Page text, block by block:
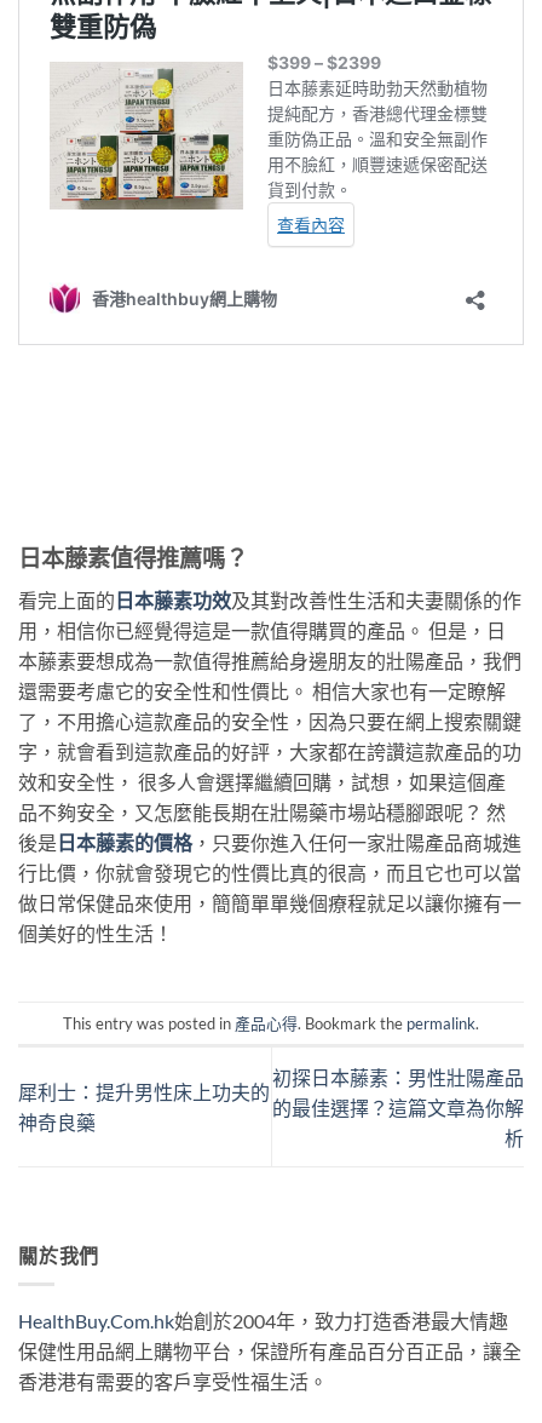
日本藤素值得推薦嗎？
看完上面的 日本藤素功效及其對改善性生活和夫妻關係的作
用，相信你已經覺得這是一款值得購買的產品。 但是，日
本藤素要想成為一款值得推薦給身邊朋友的壯陽產品，我們
還需要考慮它的安全性和性價比。 相信大家也有一定瞭解
了，不用擔心這款產品的安全性，因為只要在網上搜索關鍵
字，就會看到這款產品的好評，大家都在誇讚這款產品的功
效和安全性， 很多人會選擇繼續回購，試想，如果這個產
品不夠安全，又怎麼能長期在壯陽藥市場站穩腳跟呢？ 然
後是 日本藤素的價格，只要你進入任何一家壯陽產品商城進
行比價，你就會發現它的性價比真的很高，而且它也可以當
做日常保健品來使用，簡簡單單幾個療程就足以讓你擁有一
個美好的性生活！
This entry was posted in 產品心得. Bookmark the permalink.
犀利士：提升男性床上功夫的
神奇良藥
初探日本藤素：男性壯陽產品
的最佳選擇？這篇文章為你解
析
關於我們
HealthBuy.Com.hk始創於2004年，致力打造香港最大情趣
保健性用品網上購物平台，保證所有產品百分百正品，讓全
香港港有需要的客戶享受性福生活。